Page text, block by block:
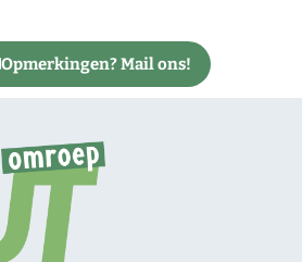
Opmerkingen? Mail ons!